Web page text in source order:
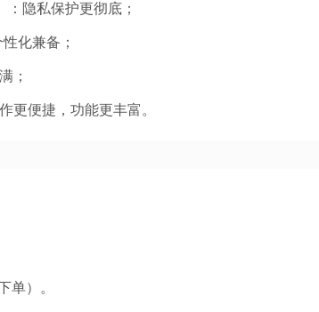
：隐私保护更彻底；
化兼备；
；
更便捷，功能更丰富。
单）。